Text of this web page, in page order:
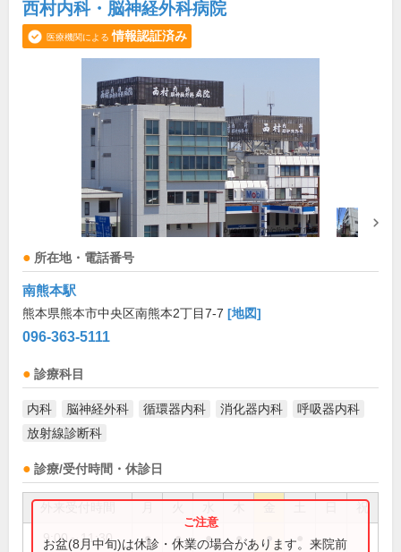
西村内科・脳神経外科病院
医療機関による 情報認証済み
所在地・電話番号
南熊本駅
熊本県熊本市中央区南熊本2丁目7-7 [地図]
096-363-5111
診療科目
内科 脳神経外科 循環器内科 消化器内科
呼吸器内科
放射線診断科
診療/受付時間・休診日
祝
9:00～11:30 ● ● ● ● ●
お盆(8月中旬)は休診・休業の場合があります。来院前